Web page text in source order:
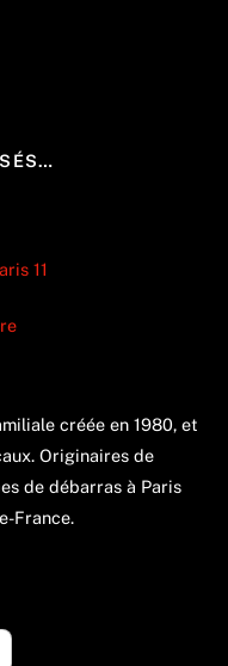
11
créée en 1980, et
Originaires de
de débarras à Paris
France.